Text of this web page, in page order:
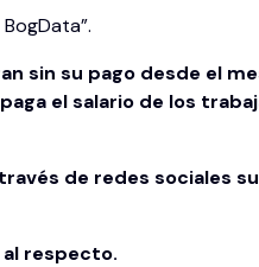
sin su pago desde el
el salario de los
de redes sociales
al respecto.